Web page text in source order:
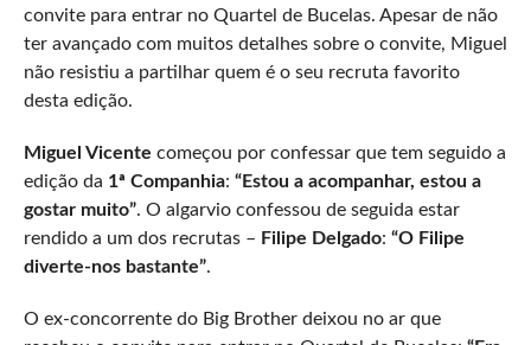
convite para entrar no Quartel de Bucelas. Apesar de não
ter avançado com muitos detalhes sobre o convite, Miguel
não resistiu a partilhar quem é o seu recruta favorito
desta edição.
Miguel Vicente começou por confessar que tem seguido a
edição da 1ª Companhia: “Estou a acompanhar, estou a
gostar muito”. O algarvio confessou de seguida estar
rendido a um dos recrutas – Filipe Delgado: “O Filipe
diverte-nos bastante”.
O ex-concorrente do Big Brother deixou no ar que